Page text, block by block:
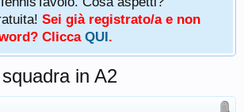
Sei già registrato/a e non
Clicca QUI.
in A2